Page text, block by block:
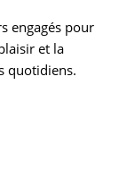
engagés pour
et la
quotidiens.